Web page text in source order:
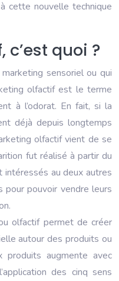
cette nouvelle technique
quoi ?
sensoriel ou qui
olfactif est le terme
à l’odorat. En fait, si la
déjà depuis longtemps
olfactif vient de se
fut réalisé à partir du
au deux autres
pouvoir vendre leurs
olfactif permet de créer
autour des produits ou
produits augmente avec
des cinq sens